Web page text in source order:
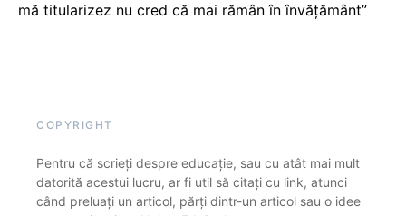
mă titularizez nu cred că mai rămân în învățământ”
COPYRIGHT
Pentru că scrieți despre educație, sau cu atât mai mult
datorită acestui lucru, ar fi util să citați cu link, atunci
când preluați un articol, părți dintr-un articol sau o idee